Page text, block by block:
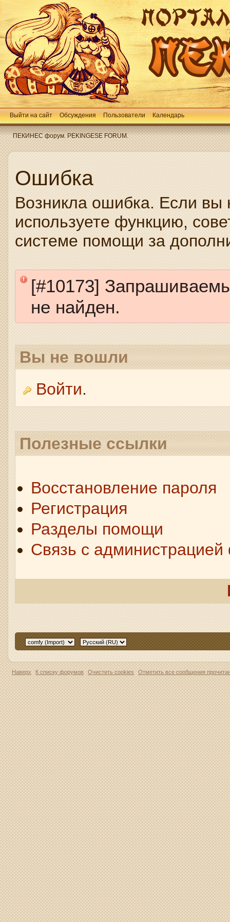
Выйти на сайт Обсуждения Пользователи Календарь
ПЕКИНЕС форум. PEKINGESE FORUM.
Ошибка
Возникла ошибка. Если вы
используете функцию,
системе помощи за
[#10173]
не найден.
Вы не вошли
Войти.
Полезные ссылки
Восстановление пароля
Регистрация
Разделы помощи
Связь с
Наверх К списку форумов Очистить cookies Отметить все сообщения